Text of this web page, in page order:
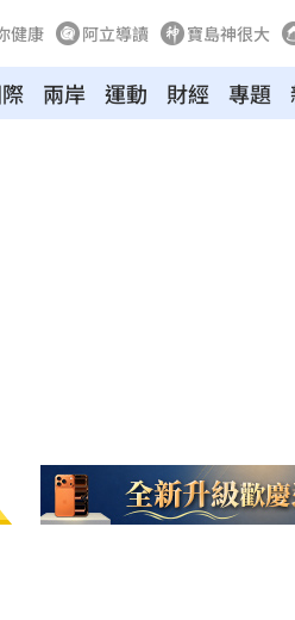
健康 阿立導讀 寶島神很大
兩岸 運動 財經 專題